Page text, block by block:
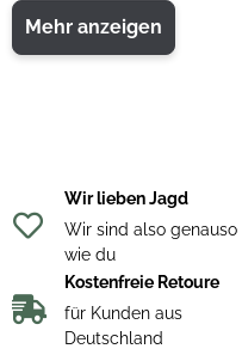
Reißverschlusstasche
Isolierung
3M™
Schonend waschen
Keinen Weichspüler
Mehr anzeigen
Wir lieben Jagd
Wir sind also genauso
wie du
Kostenfreie Retoure
für Kunden aus
Deutschland